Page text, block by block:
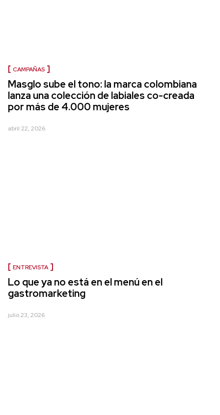
CAMPAÑAS
Masglo sube el tono: la marca colombiana
lanza una colección de labiales co-creada
por más de 4.000 mujeres
abril 22, 2026
ENTREVISTA
Lo que ya no está en el menú en el
gastromarketing
julio 23, 2026